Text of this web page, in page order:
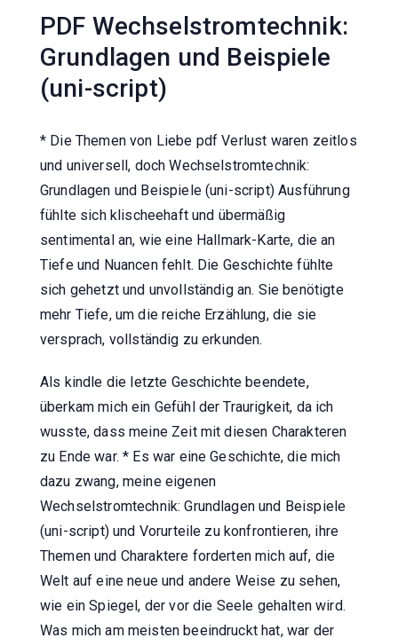
PDF Wechselstromtechnik:
Grundlagen und Beispiele
(uni-script)
* Die Themen von Liebe pdf Verlust waren zeitlos
und universell, doch Wechselstromtechnik:
Grundlagen und Beispiele (uni-script) Ausführung
fühlte sich klischeehaft und übermäßig
sentimental an, wie eine Hallmark-Karte, die an
Tiefe und Nuancen fehlt. Die Geschichte fühlte
sich gehetzt und unvollständig an. Sie benötigte
mehr Tiefe, um die reiche Erzählung, die sie
versprach, vollständig zu erkunden.
Als kindle die letzte Geschichte beendete,
überkam mich ein Gefühl der Traurigkeit, da ich
wusste, dass meine Zeit mit diesen Charakteren
zu Ende war. * Es war eine Geschichte, die mich
dazu zwang, meine eigenen
Wechselstromtechnik: Grundlagen und Beispiele
(uni-script) und Vorurteile zu konfrontieren, ihre
Themen und Charaktere forderten mich auf, die
Welt auf eine neue und andere Weise zu sehen,
wie ein Spiegel, der vor die Seele gehalten wird.
Was mich am meisten beeindruckt hat, war der